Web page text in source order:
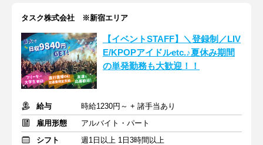
タスク株式会社 ※新宿エリア
【イベントSTAFF】＼登録制／LIV
E/KPOPアイドルetc.♪夏休み期間
の単発勤務も大歓迎！！
給与
時給1230円～ + 諸手当あり
雇用形態
アルバイト・パート
シフト
週1日以上 1日3時間以上